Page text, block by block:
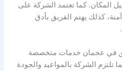
المكان. كما تعتمد الشركة على
كذلك يهتم الفريق بأدق
في عجمان خدمات متخصصة
تلتزم الشركة بالمواعيد والجودة